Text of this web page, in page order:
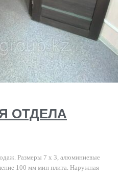
ОТДЕЛА
Размеры 7 х 3, алюминиевые
100 мм мин плита. Наружная